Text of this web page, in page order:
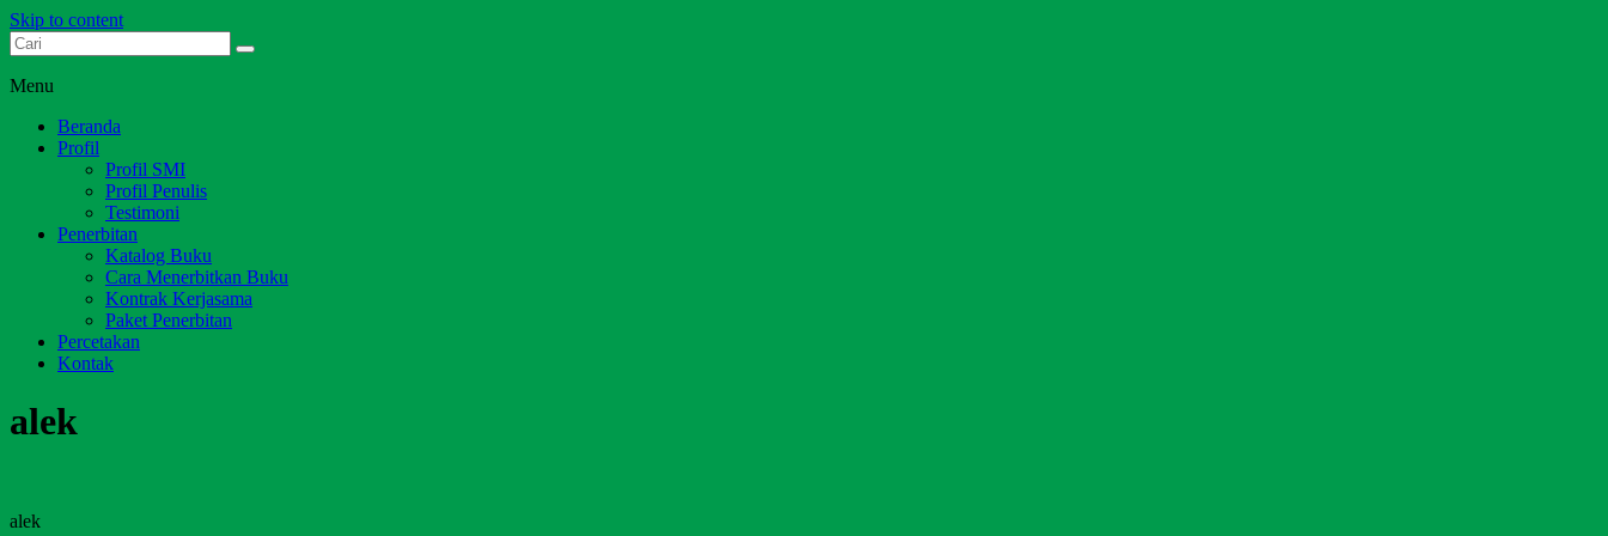
Skip to content
Dari Jambi untuk Indonesia
Menu
Beranda
Profil
Profil SMI
Profil Penulis
Testimoni
Penerbitan
Katalog Buku
Cara Menerbitkan Buku
Kontrak Kerjasama
Paket Penerbitan
Percetakan
Kontak
alek
alek